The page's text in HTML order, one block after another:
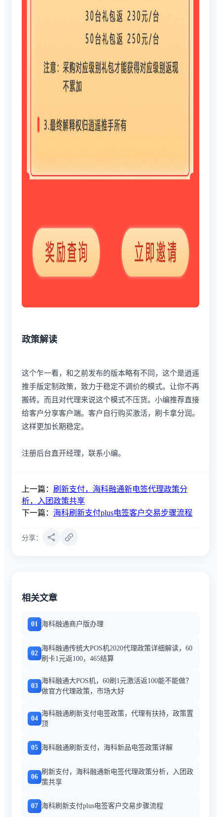
政策解读
这个乍一看，和之前发布的版本略有不同，这个是逍遥
推手版定制政策，致力于稳定不调价的模式。让你不再
搬砖。而且对代理来说这个模式不压货。小编推荐直接
给客户分享客户端。客户自行购买激活，刷卡拿分润。
这样更加长期稳定。
注册后台直开经理，联系小编。
上一篇： 刷新支付，海科融通新电签代理政策分
析，入团政策共享
下一篇： 海科刷新支付plus电签客户交易步骤流程
分享：
相关文章
01 海科融通商户版办理
02
海科融通传统大POS机2020代理政策详细解读，60
刷卡1元返100，465结算
03
海科融通大POS机，60刷1元激活返100能不能做？
做官方代理政策，市场大好
04
海科融通刷新支付电签政策，代理有扶持，政策置
顶
05 海科融通刷新支付，海科新品电签政策详解
06
刷新支付，海科融通新电签代理政策分析，入团政
策共享
07 海科刷新支付plus电签客户交易步骤流程